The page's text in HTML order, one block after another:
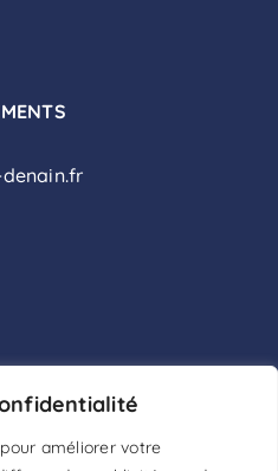
améliorer votre